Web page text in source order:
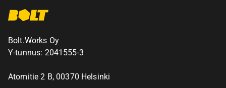
Bolt.Works Oy
Y-tunnus: 2041555-3
Atomitie 2 B, 00370 Helsinki